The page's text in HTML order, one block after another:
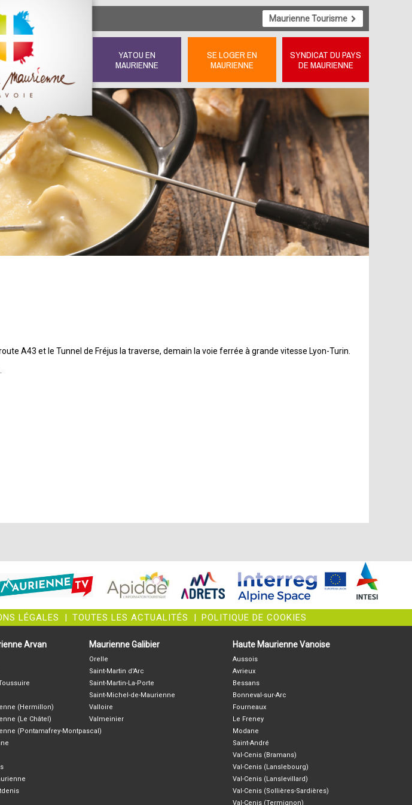
Maurienne Tourisme
YATOU EN
MAURIENNE
SE LOGER EN
MAURIENNE
SYNDICAT DU PAYS
DE MAURIENNE
A43 et le Tunnel de Fréjus la traverse, demain la voie ferrée à grande vitesse Lyon-Turin.
LÉGALES | TOUTES LES ACTUALITÉS | POLITIQUE DE COOKIES
Arvan
(Hermillon)
(Le Châtel)
(Pontamafrey-Montpascal)
Maurienne Galibier
Orelle
Saint-Martin d'Arc
Saint-Martin-La-Porte
Saint-Michel-de-Maurienne
Valloire
Valmeinier
Haute Maurienne Vanoise
Aussois
Avrieux
Bessans
Bonneval-sur-Arc
Fourneaux
Le Freney
Modane
Saint-André
Val-Cenis (Bramans)
Val-Cenis (Lanslebourg)
Val-Cenis (Lanslevillard)
Val-Cenis (Sollières-Sardières)
Val-Cenis (Termignon)